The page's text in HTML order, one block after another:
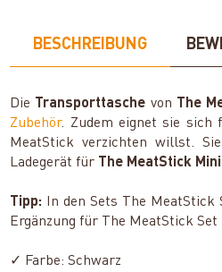
BESCHREIBUNG
Die Transporttasche von The
Zubehör. Zudem eignet sie sich
MeatStick verzichten willst.
Ladegerät für The MeatStick Mini
Tipp: In den Sets The
Ergänzung für The MeatStick
✓ Farbe: Schwarz